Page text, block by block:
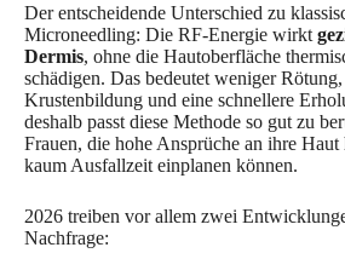
Der entscheidende Unterschied zu
Microneedling: Die RF-Energie wirkt
Dermis, ohne die Hautoberfläche
schädigen. Das bedeutet weniger
Krustenbildung und eine schnellere
deshalb passt diese Methode so gut zu
Frauen, die hohe Ansprüche an ihre Haut
kaum Ausfallzeit einplanen können.
2026 treiben vor allem zwei
Nachfrage: